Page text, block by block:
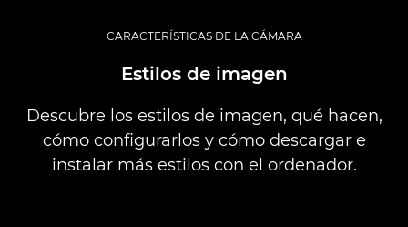
Fotografías y vídeos profesionales
Infobank: El punto de referencia de información sobre fotografía
CARACTERÍSTICAS DE LA CÁMARA
Estilos de imagen
Descubre los estilos de imagen, qué hacen,
cómo configurarlos y cómo descargar e
instalar más estilos con el ordenador.